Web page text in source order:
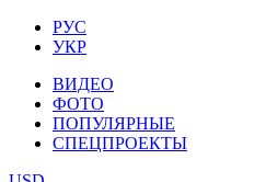
РУС
УКР
ВИДЕО
ФОТО
ПОПУЛЯРНЫЕ
СПЕЦПРОЕКТЫ